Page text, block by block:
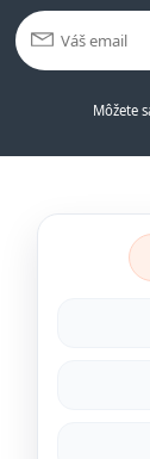
Môžete